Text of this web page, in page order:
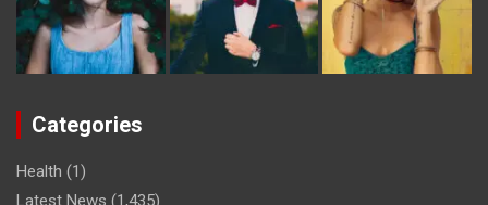
Categories
Health (1)
Latest News (1,435)